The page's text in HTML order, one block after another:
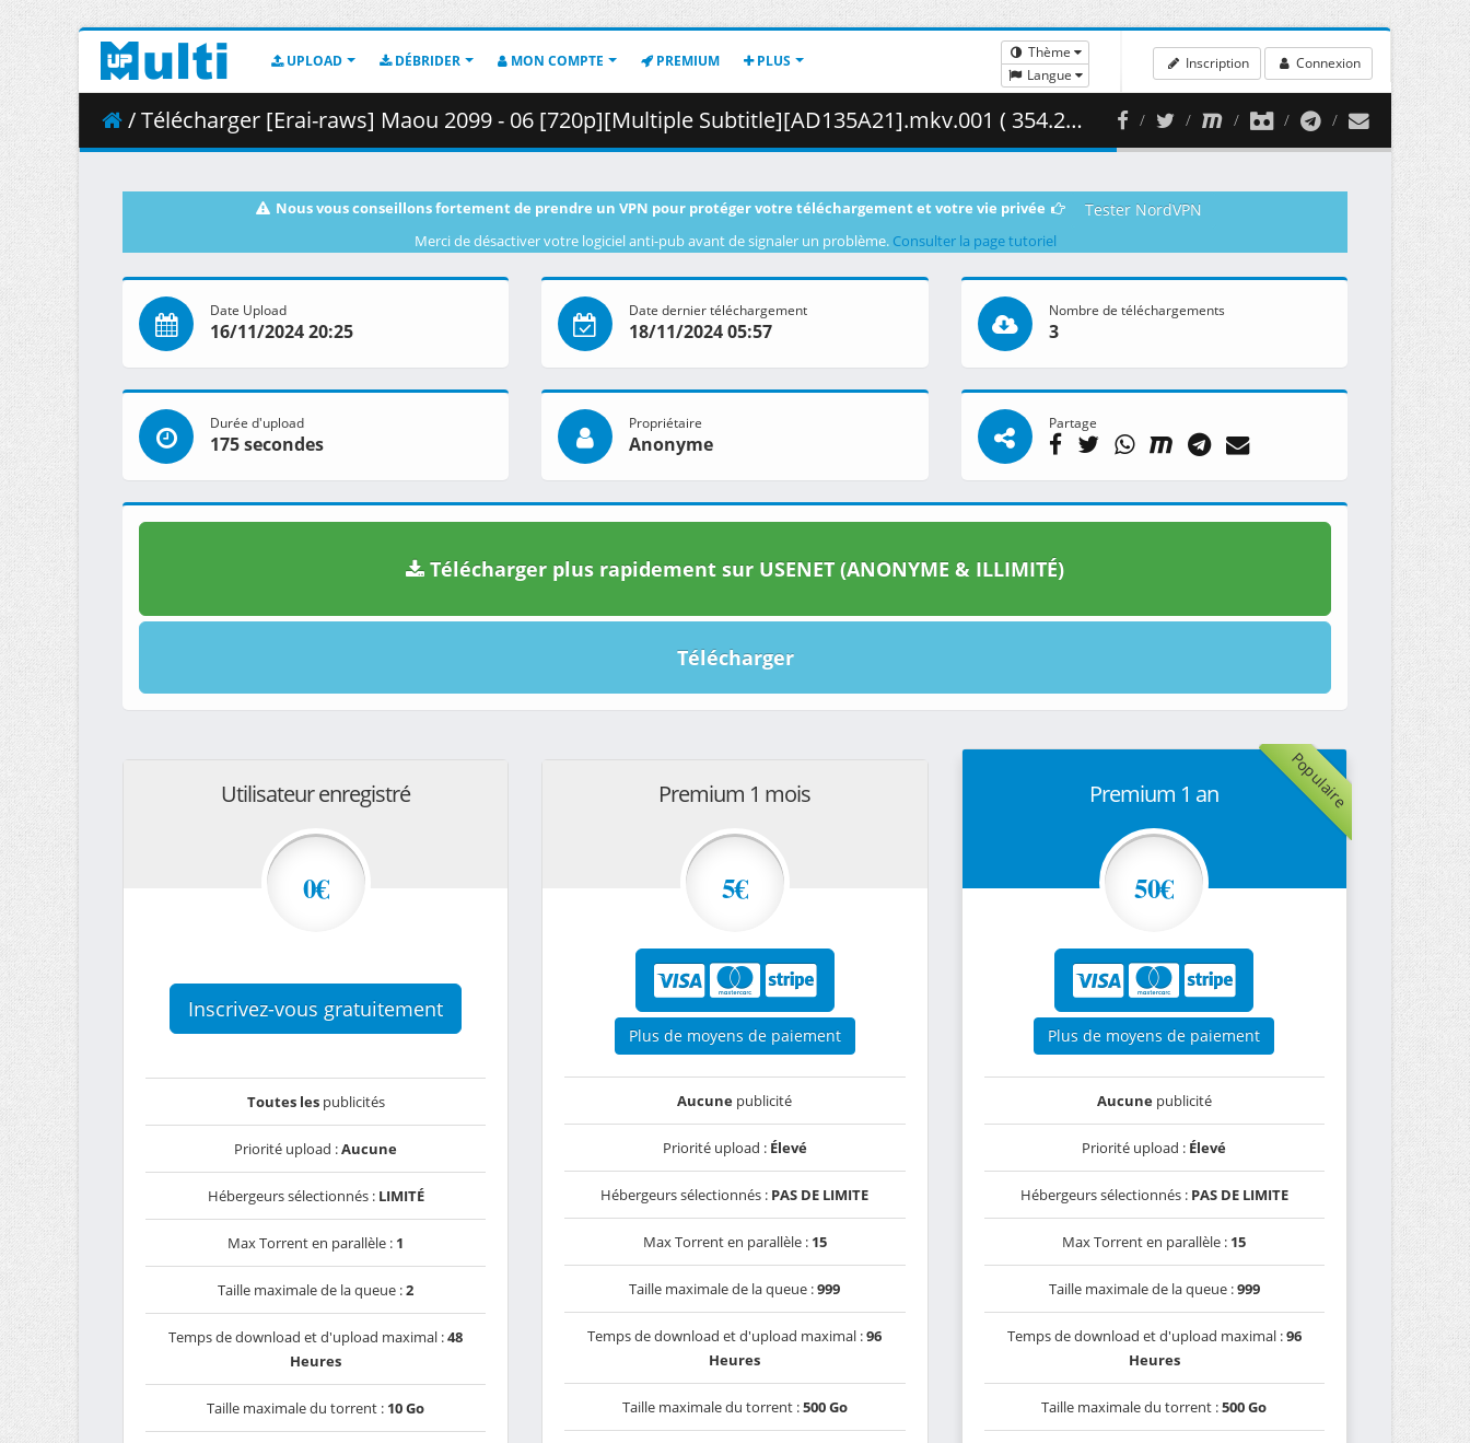
UPLOAD DÉBRIDER MON COMPTE PREMIUM PLUS
Thème
Langue
Inscription Connexion
/ Télécharger [Erai-raws] Maou 2099 - 06 [720p][Multiple Subtitle][AD135A21].mkv.001 ( 354.25 MB )
Nous vous conseillons fortement de prendre un VPN pour protéger votre téléchargement et votre vie privée Tester NordVPN
Merci de désactiver votre logiciel anti-pub avant de signaler un problème. Consulter la page tutoriel
Date Upload
16/11/2024 20:25
Date dernier téléchargement
18/11/2024 05:57
Nombre de téléchargements
3
Durée d'upload
175 secondes
Propriétaire
Anonyme
Partage
Télécharger plus rapidement sur USENET (ANONYME & ILLIMITÉ)
Télécharger
Utilisateur enregistré
0€
Inscrivez-vous gratuitement
Toutes lespublicités
Priorité upload :Aucune
Hébergeurs sélectionnés : LIMITÉ
Max Torrent en parallèle : 1
Taille maximale de la queue :2
Temps de download et d'upload maximal :48
Heures
Taille maximale du torrent : 10 Go
Premium 1 mois
5€
Plus de moyens de paiement
Aucune publicité
Priorité upload : Élevé
Hébergeurs sélectionnés : PAS DE LIMITE
Max Torrent en parallèle : 15
Taille maximale de la queue :999
Temps de download et d'upload maximal :96
Heures
Taille maximale du torrent :500 Go
Populaire
Premium 1 an
50€
Plus de moyens de paiement
Aucunepublicité
Priorité upload : Élevé
Hébergeurs sélectionnés : PAS DE LIMITE
Max Torrent en parallèle : 15
Taille maximale de la queue :999
Temps de download et d'upload maximal :96
Heures
Taille maximale du torrent :500 Go